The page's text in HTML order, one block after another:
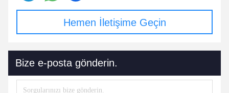
Hemen İletişime Geçin
Bize e-posta gönderin.